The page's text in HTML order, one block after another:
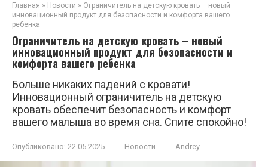
Главная » Новости » Ограничитель на детскую кровать – новый
инновационный продукт для безопасности и комфорта вашего
ребенка
Ограничитель на детскую кровать – новый
инновационный продукт для безопасности и
комфорта вашего ребенка
Больше никаких падений с кровати!
Инновационный ограничитель на детскую
кровать обеспечит безопасность и комфорт
вашего малыша во время сна. Спите спокойно!
Опубликовано: 22.05.2025 Новости Andrey